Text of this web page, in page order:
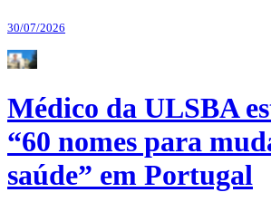
30/07/2026
Médico da ULSBA
“60 nomes para
saúde” em Portugal